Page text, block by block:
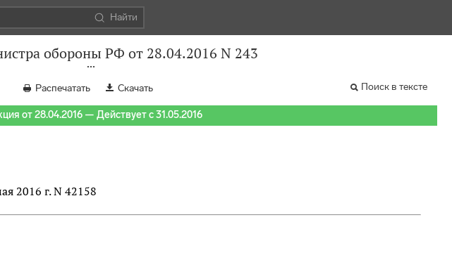
Найти
обороны РФ от 28.04.2016 N 243
Распечатать Скачать Поиск в тексте
от 28.04.2016 — Действует с 31.05.2016
2016 г. N 42158